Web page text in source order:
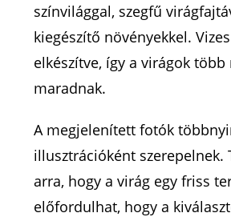
színvilággal, szegfű
kiegészítő növényekkel.
elkészítve, így a virágok
maradnak.
A megjelenített fotók
illusztrációként szerepelnek.
arra, hogy a virág egy friss
előfordulhat, hogy a